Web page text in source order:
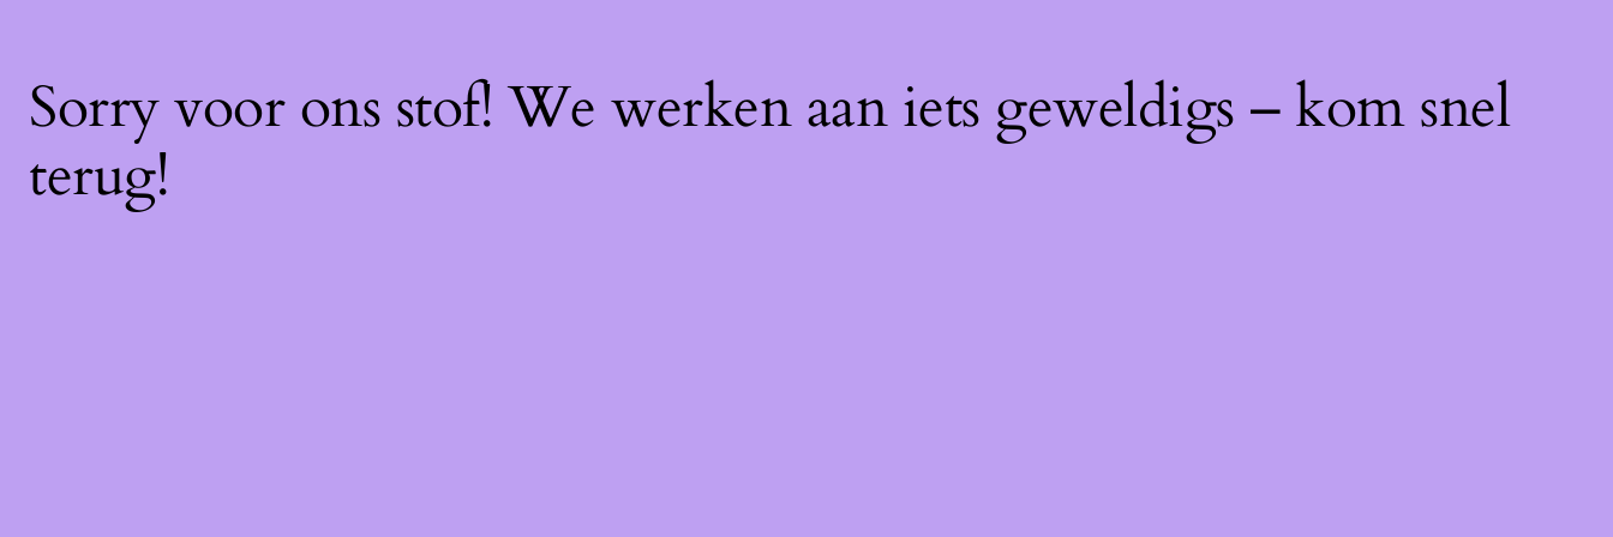
Sorry voor ons stof! We werken aan iets geweldigs – kom snel
terug!